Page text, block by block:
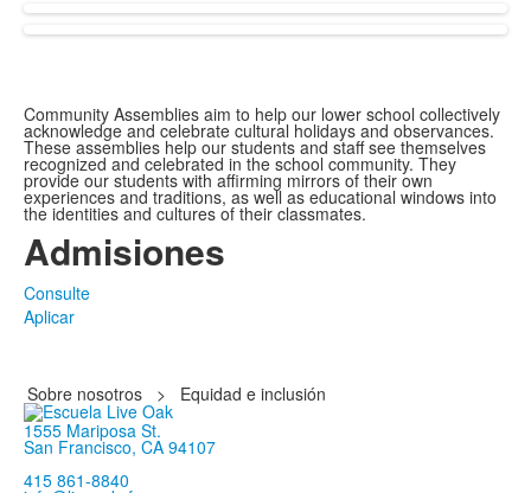
Community Assemblies aim to help our lower school collectively
acknowledge and celebrate cultural holidays and observances.
These assemblies help our students and staff see themselves
recognized and celebrated in the school community. They
provide our students with affirming mirrors of their own
experiences and traditions, as well as educational windows into
the identities and cultures of their classmates.
Admisiones
Consulte
Aplicar
Sobre nosotros >
Equidad e inclusión
1555 Mariposa St.
San Francisco, CA 94107
415 861-8840